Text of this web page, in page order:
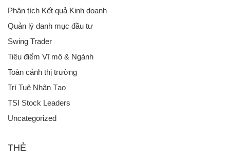
Phân tích Kết quả Kinh doanh
Quản lý danh mục đầu tư
Swing Trader
Tiêu điểm Vĩ mô & Ngành
Toàn cảnh thị trường
Trí Tuệ Nhân Tạo
TSI Stock Leaders
Uncategorized
THẺ